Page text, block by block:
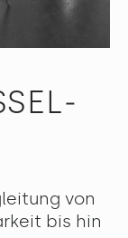
von
bis hin